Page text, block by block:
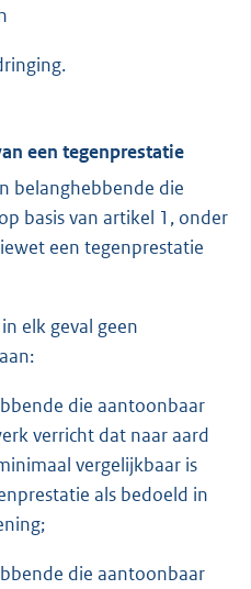
een tegenprestatie
belanghebbende die
basis van artikel 1, onder
een tegenprestatie
elk geval geen
die aantoonbaar
verricht dat naar aard
vergelijkbaar is
als bedoeld in
die aantoonbaar